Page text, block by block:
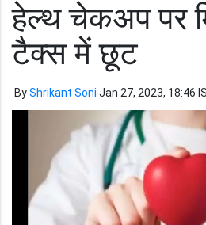
हेल्थ चेकअप पर
टैक्स में छूट
ByShrikant Soni Jan 27, 2023, 18:46